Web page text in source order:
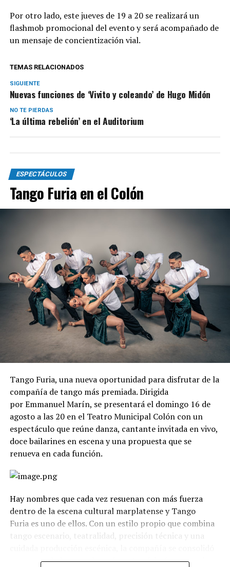
Por otro lado, este jueves de 19 a 20 se realizará un
flashmob promocional del evento y será acompañado de
un mensaje de concientización vial.
TEMAS RELACIONADOS
SIGUIENTE
Nuevas funciones de ‘Vivito y coleando’ de Hugo Midón
NO TE PIERDAS
‘La última rebelión’ en el Auditorium
ESPECTÁCULOS
Tango Furia en el Colón
Tango Furia, una nueva oportunidad para disfrutar de la
compañía de tango más premiada. Dirigida
por Emmanuel Marín, se presentará el domingo 16 de
agosto a las 20 en el Teatro Municipal Colón con un
espectáculo que reúne danza, cantante invitada en vivo,
doce bailarines en escena y una propuesta que se
renueva en cada función.
Hay nombres que cada vez resuenan con más fuerza
dentro de la escena cultural marplatense y Tango
Furia es uno de ellos. Con un estilo propio que combina
tango escenario, teatralidad, precisión técnica y una
como uno de los grandes referentes del género en el